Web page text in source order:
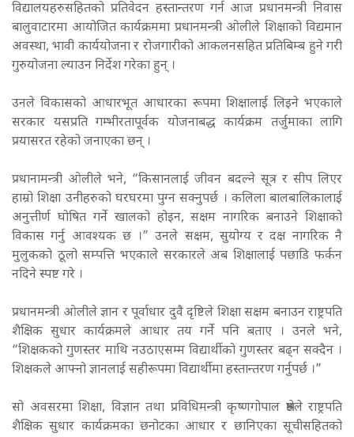
विद्यालयहरुसहितको प्रतिवेदन हस्तान्तरण गर्न आज प्रधानमन्त्री निवास
बालुवाटारमा आयोजित कार्यक्रममा प्रधानमन्त्री ओलीले शिक्षाको विद्यमान
अवस्था, भावी कार्ययोजना र रोजगारीको आकलनसहित प्रतिबिम्ब हुने गरी
गुरुयोजना ल्याउन निर्देश गरेका हुन् ।
उनले विकासको आधारभूत आधारका रूपमा शिक्षालाई लिइने भएकाले
सरकार यसप्रति गम्भीरतापूर्वक योजनाबद्ध कार्यक्रम तर्जुमाका लागि
प्रयासरत रहेको जनाएका छन् ।
प्रधानामन्त्री ओलीले भने, “किसानलाई जीवन बदल्ने सूत्र र सीप लिएर
हाम्रो शिक्षा उनीहरुको घरघरमा पुग्न सक्नुपर्छ । कलिला बालबालिकालाई
अनुत्तीर्ण घोषित गर्ने खालको होइन, सक्षम नागरिक बनाउने शिक्षाको
विकास गर्नु आवश्यक छ ।” उनले सक्षम, सुयोग्य र दक्ष नागरिक नै
मुलुकको ठूलो सम्पत्ति भएकाले सरकारले अब शिक्षालाई पछाडि फर्कन
नदिने स्पष्ट गरे ।
प्रधानमन्त्री ओलीले ज्ञान र पूर्वाधार दुवै दृष्टिले शिक्षा सक्षम बनाउन राष्ट्रपति
शैक्षिक सुधार कार्यक्रमले आधार तय गर्ने पनि बताए । उनले भने,
“शिक्षकको गुणस्तर माथि नउठाएसम्म विद्यार्थीको गुणस्तर बढ्न सक्दैन ।
शिक्षकले आफ्नो ज्ञानलाई सहीरूपमा विद्यार्थीमा हस्तान्तरण गर्नुपर्छ ।”
सो अवसरमा शिक्षा, विज्ञान तथा प्रविधिमन्त्री कृष्णगोपाल श्रेष्ठले राष्ट्रपति
शैक्षिक सुधार कार्यक्रमका छनोटका आधार र छानिएका सूचीसहितको